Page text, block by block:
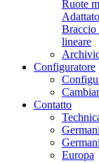
Ruote
Braccio
lineare
Configuratore
Contatto
Europa